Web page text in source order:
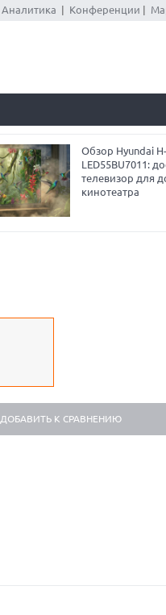
Аналитика Конференции
Обзор Hyundai H-
LED55BU7011:
телевизор для
кинотеатра
ДОБАВИТЬ К СРАВНЕНИЮ